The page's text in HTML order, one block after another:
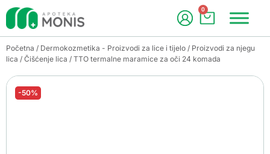
0
Početna / Dermokozmetika - Proizvodi za lice i tijelo / Proizvodi za njegu
lica / Čišćenje lica / TTO termalne maramice za oči 24 komada
-50%